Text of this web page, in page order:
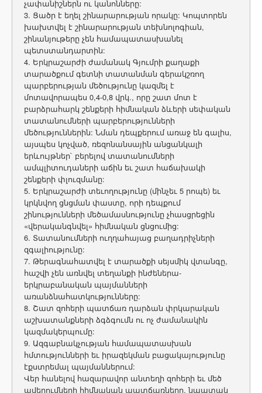
չափանիշներն ու կանոնները:
3. Ցածր է եղել շինարարության որակը: Կոպտորեն
խախտվել է շինարարության տեխնոլոգիան,
շինանյութերը չեն համապատասխանել
պետստանդարտին:
4. Երկրաշարժի ժամանակ Գյումրի քաղաքի
տարածքում գետնի տատանման գերակշռող
պարբերության մեծությունը կազմել է
մոտավորապես 0,4-0,8 վրկ., որը շատ մոտ է
բարձրահարկ շենքերի հիմնական ձևերի սեփական
տատանումների պարբերությունների
մեծություններին: Նման դեպքերում առաջ են գալիս,
այսպես կոչված, ռեզոնանսային անցանկալի
երևույթներ` բերելով տատանումների
ամպլիտուդաների աճին եւ շատ հաճախակի
շենքերի փլուզմանը:
5. Երկրաշարժի տեւողությունը (մինչեւ 5 րոպե) եւ
կրկնվող ցնցման փաստը, որի դեպքում
շինությունների մեծամասնությունը չհասցրեցին
«վերականգնվել» հիմնական ցնցումից:
6. Տատանումների ուղղահայաց բաղադրիչների
զգալիությունը:
7. Թերագնահատվել է տարածքի սեյսմիկ վտանգը,
հաշվի չեն առնվել տեղանքի ինժեներա-
երկրաբանական պայմանների
առանձնահատկությունները:
8. Շատ զոհերի պատճառ դարձան փրկարական
աշխատանքների ձգձգումն ու ոչ ժամանակին
կազմակերպումը:
9. Ազգաբնակչության համապատասխան
հմտությունների եւ իրազեկման բացակայությունը
էքստրեմալ պայմաններում:
Վեր հանելով հազարավոր անտեղի զոհերի եւ մեծ
ավերումների հիմնական պատճառները, նպատակ